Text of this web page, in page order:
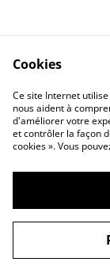
©2026Closlim
Cookies
Ce site Internet
nous aident à
d'améliorer votre
et contrôler la façon
cookies ». Vous